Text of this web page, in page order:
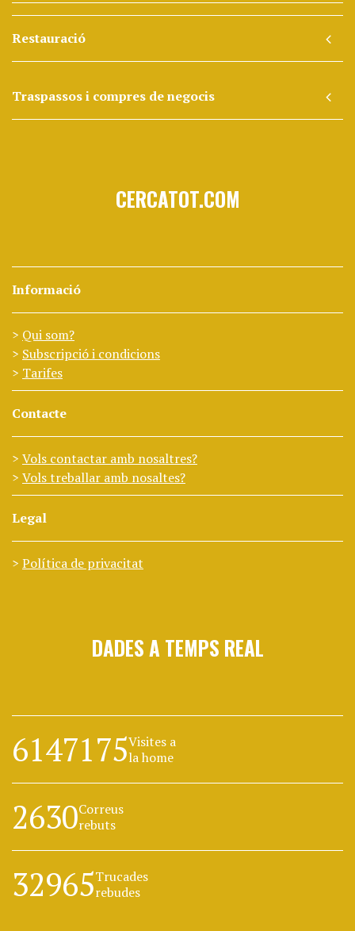
Restauració
Traspassos i compres de negocis
CERCATOT.COM
Informació
Qui som?
Subscripció i condicions
Tarifes
Contacte
Vols contactar amb nosaltres?
Vols treballar amb nosaltes?
Legal
Política de privacitat
DADES A TEMPS REAL
6147175Visites a
la home
2630Correus
rebuts
32965Trucades
rebudes